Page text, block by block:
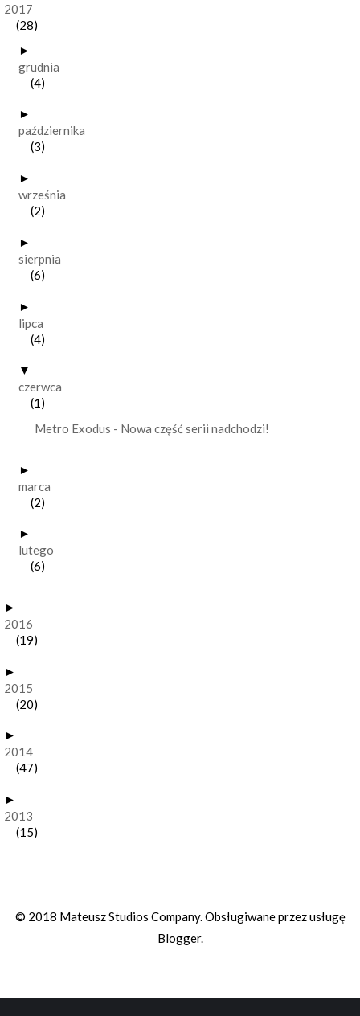
2017
(28)
►
grudnia
(4)
►
października
(3)
►
września
(2)
►
sierpnia
(6)
►
lipca
(4)
▼
czerwca
(1)
Metro Exodus - Nowa część serii nadchodzi!
►
marca
(2)
►
lutego
(6)
►
2016
(19)
►
2015
(20)
►
2014
(47)
►
2013
(15)
© 2018 Mateusz Studios Company. Obsługiwane przez usługę
Blogger.